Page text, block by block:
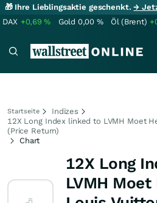
🎁 Ihre Lieblingsaktie geschenkt.→
DAX +0,69% Gold 0,00 % Öl (Brent)
Startseite
Indizes
12X Long Index linked to LVMH Moet
(Price Return)
Chart
12X Long
LVMH Moet